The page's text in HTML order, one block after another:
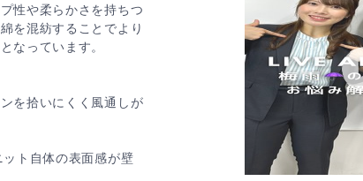
性や柔らかさを持ちつ
を混紡することでより
なっています。
を拾いにくく風通しが
ット自体の表面感が壁